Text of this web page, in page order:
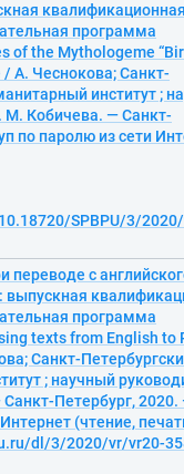
квалификационная
программа
of the Mythologeme
А. Чеснокова; Санкт-
институт ;
М. Кобичева. — Санкт-
по паролю из сети
SPBPU/3/
переводе с
выпускная
программа
texts from English to
Санкт-
; научный
Петербург, 2020.
(чтение,
dl/3/2020/vr/vr20-